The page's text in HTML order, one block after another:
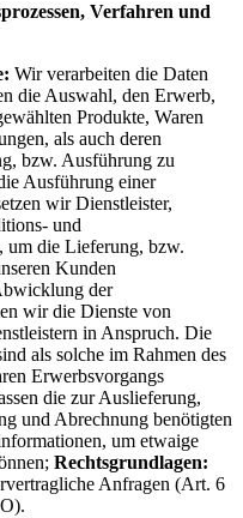
Verfahren und
Wir verarbeiten die Daten
die Auswahl, den Erwerb,
Produkte, Waren
als auch deren
bzw. Ausführung zu
Ausführung einer
wir Dienstleister,
und
um die Lieferung, bzw.
Kunden
der
wir die Dienste von
in Anspruch. Die
als solche im Rahmen des
Erwerbsvorgangs
die zur Auslieferung,
und Abrechnung benötigten
um etwaige
Rechtsgrundlagen:
Anfragen (Art. 6